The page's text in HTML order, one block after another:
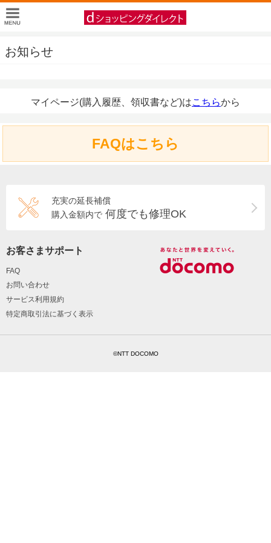
お知らせ
マイページ(購入履歴、領収書など)はこちらから
FAQはこちら
充実の延長補償
購入金額内で 何度でも修理OK
お客さまサポート
FAQ
お問い合わせ
サービス利用規約
特定商取引法に基づく表示
©NTT DOCOMO